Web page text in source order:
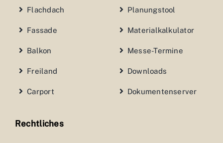
Flachdach
Fassade
Balkon
Freiland
Carport
Planungstool
Materialkalkulator
Messe-Termine
Downloads
Dokumentenserver
Rechtliches